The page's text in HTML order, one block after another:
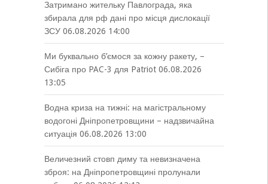
Затримано жительку Павлограда, яка
збирала для рф дані про місця дислокації
ЗСУ 06.08.2026 14:00
Ми буквально б’ємося за кожну ракету, –
Сибіга про PAC-3 для Patriot 06.08.2026
13:05
Водна криза на тижні: на магістральному
водогоні Дніпропетровщини – надзвичайна
ситуація 06.08.2026 13:00
Величезний стовп диму та невизначена
зброя: на Дніпропетровщині пролунали